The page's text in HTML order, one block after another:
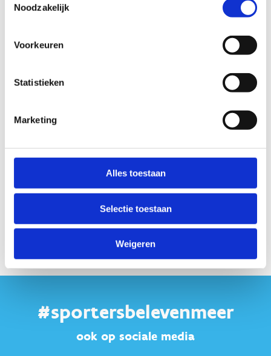
Noodzakelijk
Voorkeuren
Statistieken
Marketing
Alles toestaan
Selectie toestaan
Weigeren
Daarnaast ontvang je een logincode voor het Multimove-
brevetjes en ondersteuningsmiddelen downloaden.
werkingsjaar start in de maand september en eindigt de
sportseizoen/schooljaar kan je jouw erkenning verlengen.
Dit doe je door het invullen van een evaluatie (aantal
doorgeven van een concrete planning van het volgende
Wij brengen de sportdienst van jouw gemeente en de
sportfederatie (voor erkende sportclubs) op de hoogte van
je erkenning.
#sportersbelevenmeer
ook op sociale media